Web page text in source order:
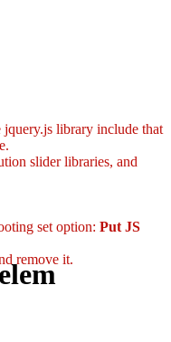
library include that
slider libraries, and
set option: Put JS
remove it.